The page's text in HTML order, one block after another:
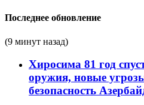
Последнее обновление
(9 минут назад)
Хиросима 81 год
оружия, новые
безопасность